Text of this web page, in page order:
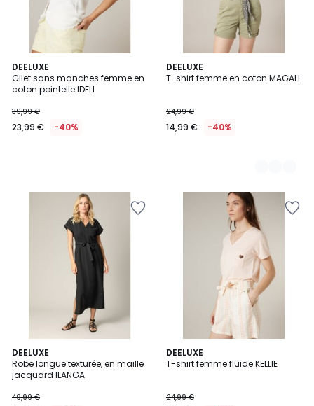
DEELUXE
Gilet sans manches femme en
coton pointelle IDELI
39,99 €
23,99 € -40%
DEELUXE
T-shirt femme en coton MAGALI
24,99 €
14,99 € -40%
2
Couleurs
DEELUXE
Robe longue texturée, en maille
jacquard ILANGA
49,99 €
2
Couleurs
DEELUXE
T-shirt femme fluide KELLIE
24,99 €
2
Couleurs